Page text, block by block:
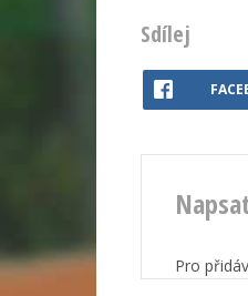
Sdílej
Pro